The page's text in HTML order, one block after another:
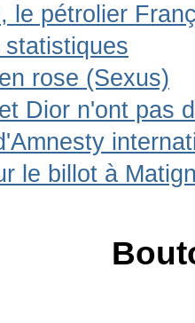
le pétrolier
rose (Sexus)
Dior n'ont pas
le billot à